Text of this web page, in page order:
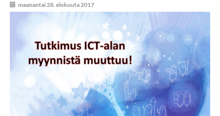
maanantai 28. elokuuta 2017